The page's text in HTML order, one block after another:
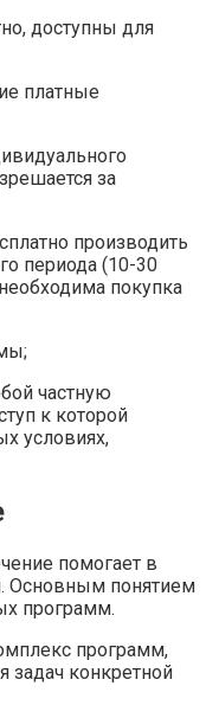
доступны для
платные
за
производить
периода (10-30
покупка
частную
к которой
условиях,
помогает в
Основным понятием
программ.
программ,
задач конкретной